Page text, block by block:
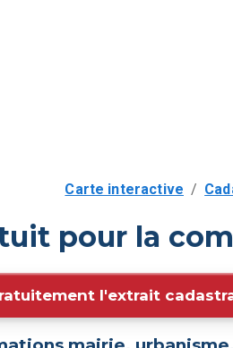
Carte interactive /
pour la
l'extrait